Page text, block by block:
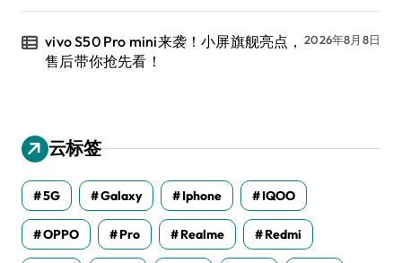
vivo S50 Pro mini来袭！小屏旗舰亮点，
售后带你抢先看！
2026年8月8日
云标签
5G Galaxy Iphone IQOO
OPPO Pro Realme Redmi